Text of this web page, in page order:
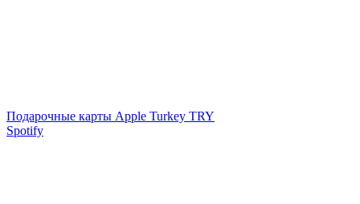
Подарочные карты Apple Turkey TRY
Spotify